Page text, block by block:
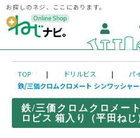
お探しのネジ、ここにあります。
TOP | ドリルビス | パ
鉄/三価クロムクロメート シンワッシャー
鉄/三価クロムクロメー
ロビス 箱入り（平田ねじ